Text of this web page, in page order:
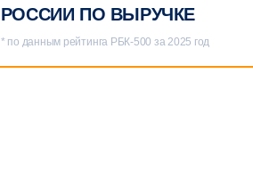
РОССИИ ПО ВЫРУЧКЕ
* по данным рейтинга РБК‑500 за 2025 год